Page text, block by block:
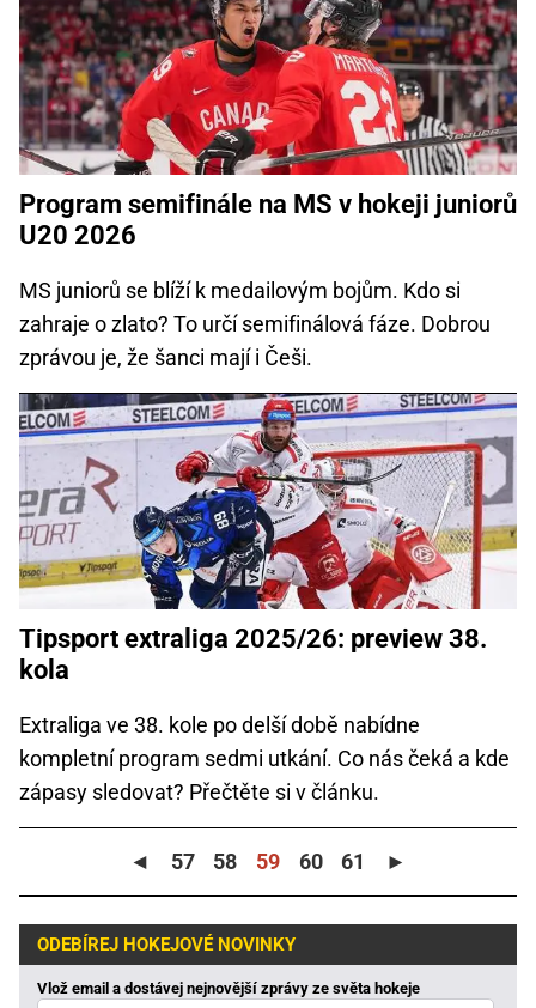
Program semifinále na MS v hokeji juniorů
U20 2026
MS juniorů se blíží k medailovým bojům. Kdo si
zahraje o zlato? To určí semifinálová fáze. Dobrou
zprávou je, že šanci mají i Češi.
Tipsport extraliga 2025/26: preview 38.
kola
Extraliga ve 38. kole po delší době nabídne
kompletní program sedmi utkání. Co nás čeká a kde
zápasy sledovat? Přečtěte si v článku.
◄ 57 58 59 60 61 ►
ODEBÍREJ HOKEJOVÉ NOVINKY
Vlož email a dostávej nejnovější zprávy ze světa hokeje